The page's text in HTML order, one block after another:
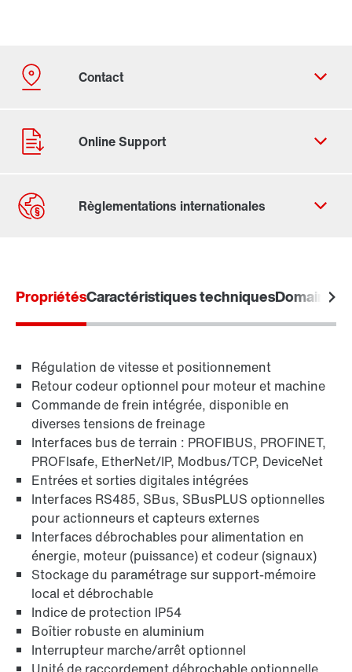
Adresses dans le monde
En savoir plus
PropriétésCaractéristiques techniquesDomaines
Régulation de vitesse et positionnement
Retour codeur optionnel pour moteur et machine
Commande de frein intégrée, disponible en
diverses tensions de freinage
Interfaces bus de terrain : PROFIBUS, PROFINET,
PROFIsafe, EtherNet/IP, Modbus/TCP, DeviceNet
Entrées et sorties digitales intégrées
Interfaces RS485, SBus, SBusPLUS optionnelles
pour actionneurs et capteurs externes
Interfaces débrochables pour alimentation en
énergie, moteur (puissance) et codeur (signaux)
Stockage du paramétrage sur support-mémoire
local et débrochable
Indice de protection IP54
Boîtier robuste en aluminium
Interrupteur marche/arrêt optionnel